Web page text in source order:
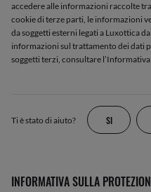
accedere alle informazioni raccolte
cookie di terze parti, le informazioni
da soggetti esterni legati a Luxottica
informazioni sul trattamento dei dati
soggetti terzi, consultare
Ti è stato di aiuto? SI
INFORMATIVA SULLA